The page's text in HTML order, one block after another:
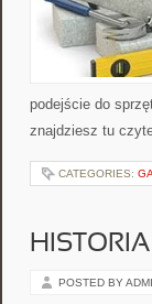
podejście do
znajdziesz tu
CATEGORIES:
POSTED BY